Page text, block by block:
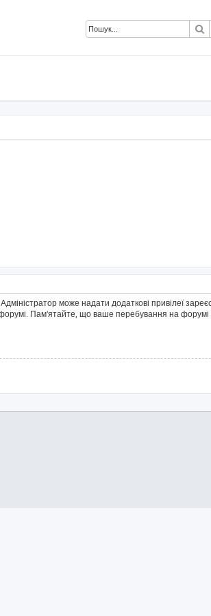
може надати додаткові привілеї
форумі. Пам'ятайте, що ваше перебування на